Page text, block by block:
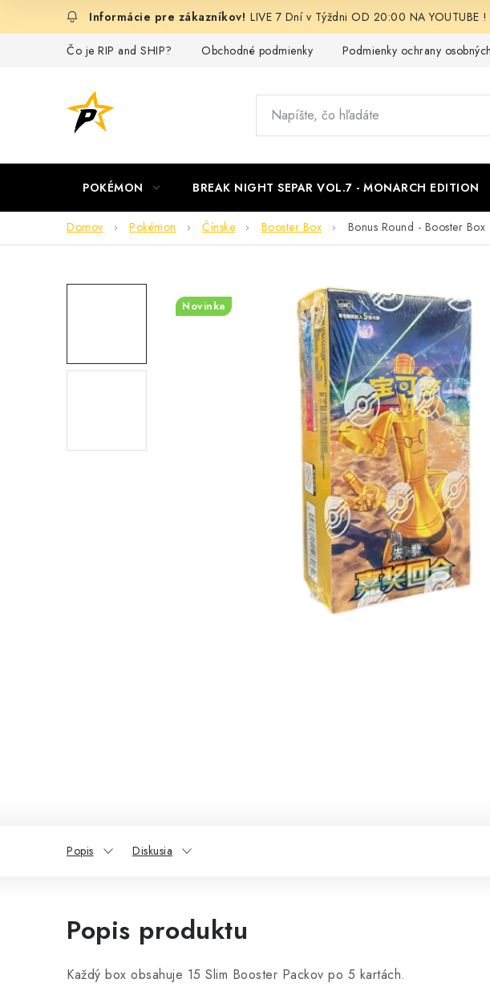
LIVE 7 Dní v Týždni OD 20:00 NA YOUTUBE !
Čo je RIP and SHIP? Obchodné podmienky Podmienky ochrany
POKÉMON BREAK NIGHT SEPAR VOL.7 - MONARCH EDITION
Domov Pokémon Čínske Booster Box Bonus Round - Booster Box
Novinka
Popis Diskusia
Popis produktu
Každý box obsahuje 15 Slim Booster Packov po 5 kartách.